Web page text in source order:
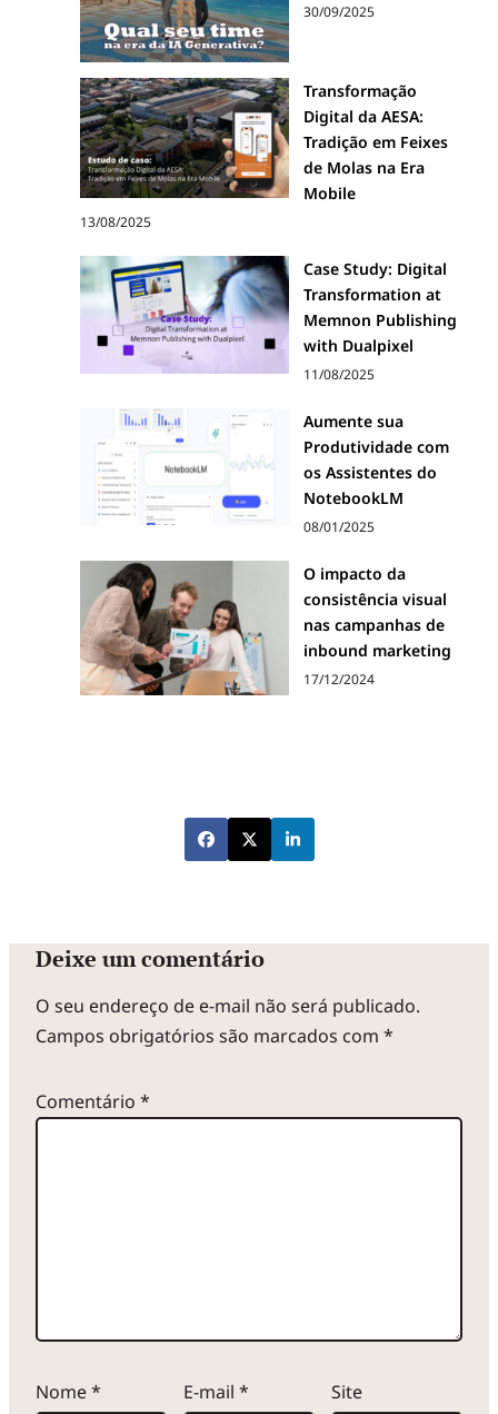
30/09/2025
Transformação
Digital da AESA:
Tradição em Feixes
de Molas na Era
Mobile
13/08/2025
Case Study: Digital
Transformation at
Memnon Publishing
with Dualpixel
11/08/2025
Aumente sua
Produtividade com
os Assistentes do
NotebookLM
08/01/2025
O impacto da
consistência visual
nas campanhas de
inbound marketing
17/12/2024
Deixe um comentário
O seu endereço de e-mail não será publicado.
Campos obrigatórios são marcados com *
Comentário *
Nome* E-mail * Site